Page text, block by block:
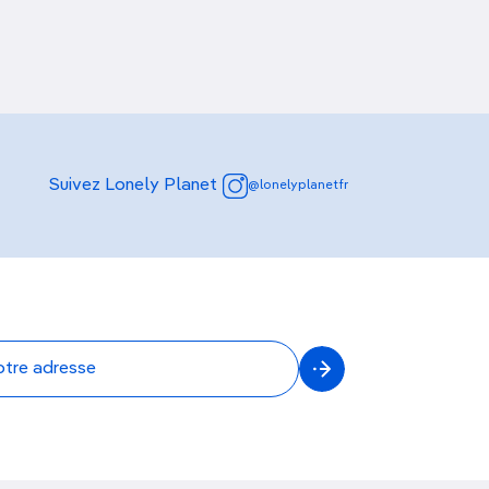
Suivez Lonely Planet @lonelyplanetfr